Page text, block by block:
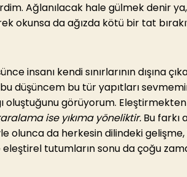
Ağlanılacak hale gülmek denir
okunsa da ağızda kötü bir tat
insanı kendi sınırlarının dışına
bu düşüncem bu tür yapıtları
oluştuğunu görüyorum.
ise yıkıma yöneliktir. Bu farkı
olunca da herkesin dilindeki
tutumların sonu da çoğu